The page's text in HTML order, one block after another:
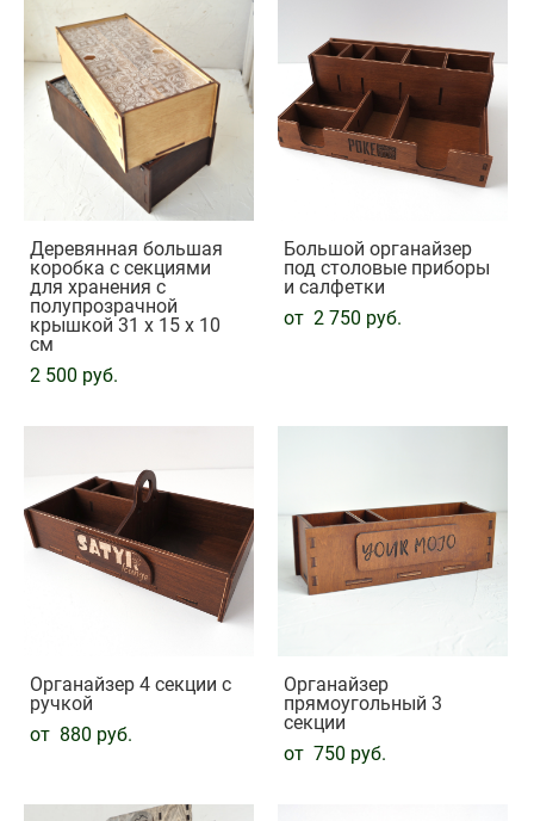
Деревянная большая
коробка с секциями
для хранения с
полупрозрачной
крышкой 31 х 15 х 10
см
2 500 pуб.
Большой органайзер
под столовые приборы
и салфетки
от 2 750 pуб.
Органайзер 4 секции с
ручкой
от 880 pуб.
Органайзер
прямоугольный 3
секции
от 750 pуб.